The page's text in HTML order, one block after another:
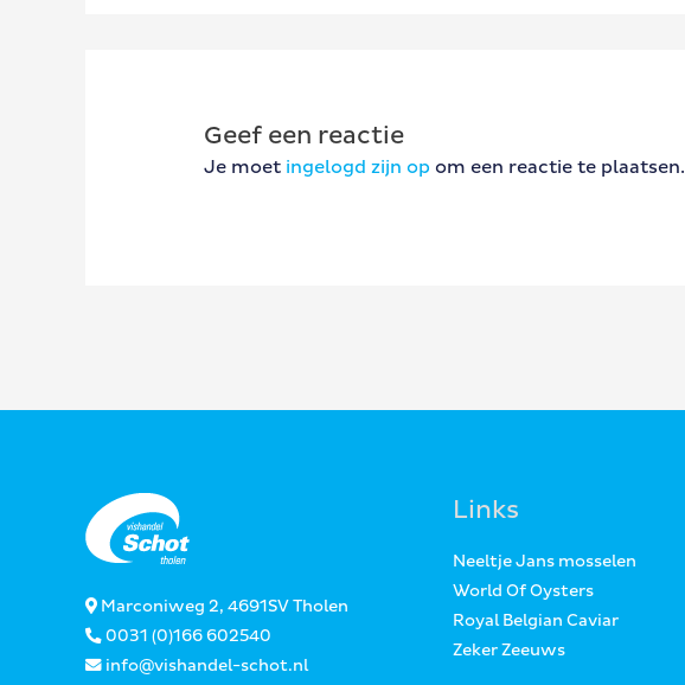
Geef een reactie
Je moet ingelogd zijn op om een reactie te plaatsen.
Marconiweg 2, 4691SV Tholen
0031 (0)166 602540
info@vishandel-schot.nl
Links
Neeltje Jans mosselen
World Of Oysters
Royal Belgian Caviar
Zeker Zeeuws